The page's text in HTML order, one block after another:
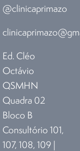
@clinicaprimazo
Ed. Cléo
Octávio
QSMHN
Quadra 02
Bloco B
Consultório 101,
107, 108, 109 |